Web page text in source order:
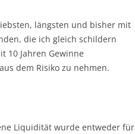
längsten und bisher mit
die ich gleich schildern
10 Jahren Gewinne
dem Risiko zu nehmen.
Liquidität wurde entweder für